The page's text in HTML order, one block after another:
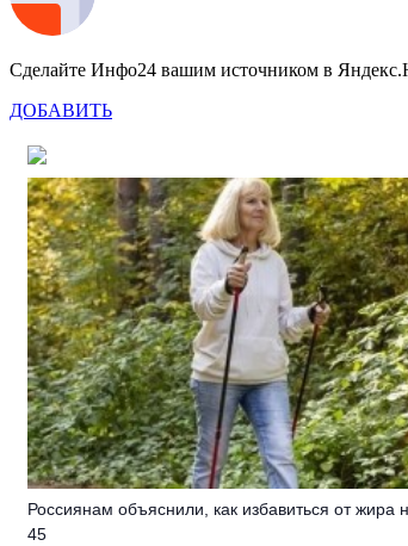
Сделайте Инфо24 вашим источником в
ДОБАВИТЬ
Россиянам объяснили, как избавиться от жира
45